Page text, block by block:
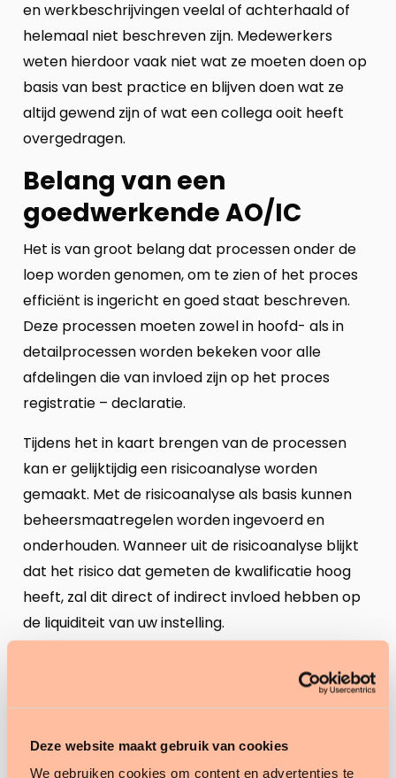
Deze website maakt gebruik van cookies
We gebruiken cookies om content en advertenties te
en werkbeschrijvingen veelal of achterhaald of
helemaal niet beschreven zijn. Medewerkers
weten hierdoor vaak niet wat ze moeten doen op
basis van best practice en blijven doen wat ze
altijd gewend zijn of wat een collega ooit heeft
overgedragen.
Belang van een
goedwerkende AO/IC
Het is van groot belang dat processen onder de
loep worden genomen, om te zien of het proces
efficiënt is ingericht en goed staat beschreven.
Deze processen moeten zowel in hoofd- als in
detailprocessen worden bekeken voor alle
afdelingen die van invloed zijn op het proces
registratie – declaratie.
Tijdens het in kaart brengen van de processen
kan er gelijktijdig een risicoanalyse worden
gemaakt. Met de risicoanalyse als basis kunnen
beheersmaatregelen worden ingevoerd en
onderhouden. Wanneer uit de risicoanalyse blijkt
dat het risico dat gemeten de kwalificatie hoog
heeft, zal dit direct of indirect invloed hebben op
de liquiditeit van uw instelling.
kritisch naar de administratieve processen te
kijken kan de methodiek Horizontaal Toezicht
soelaas bieden. Deze methodiek neemt je
stapsgewijs door de processen aan de hand van